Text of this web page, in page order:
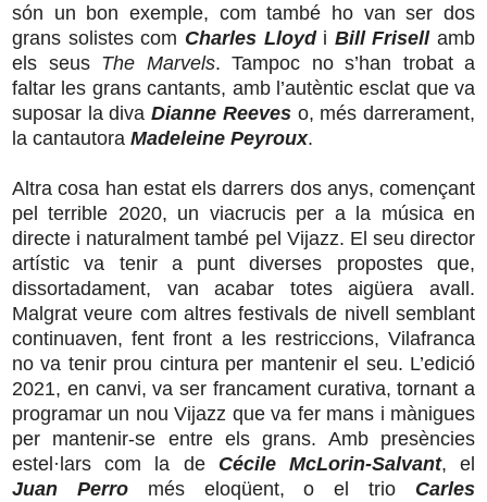
són un bon exemple, com també ho van ser dos
grans solistes com Charles Lloydi Bill Frisellamb
els seus The Marvels. Tampoc no s’han trobat a
faltar les grans cantants, amb l’autèntic esclat que va
suposar la divaDianne Reeveso, més darrerament,
la cantautora Madeleine Peyroux.
Altra cosa han estat els darrers dos anys, començant
pel terrible 2020, un viacrucis per a la música en
directe i naturalment també pel Vijazz. El seu director
artístic va tenir a punt diverses propostes que,
dissortadament, van acabar totes aigüera avall.
Malgrat veure com altres festivals de nivell semblant
continuaven, fent front a les restriccions, Vilafranca
no va tenir prou cintura per mantenir el seu. L’edició
2021, en canvi, va ser francament curativa, tornant a
programar un nou Vijazz que va fer mans i mànigues
per mantenir-se entre els grans. Amb presències
estel·lars com la de Cécile McLorin-Salvant, el
Juan Perromés eloqüent, o el trio Carles